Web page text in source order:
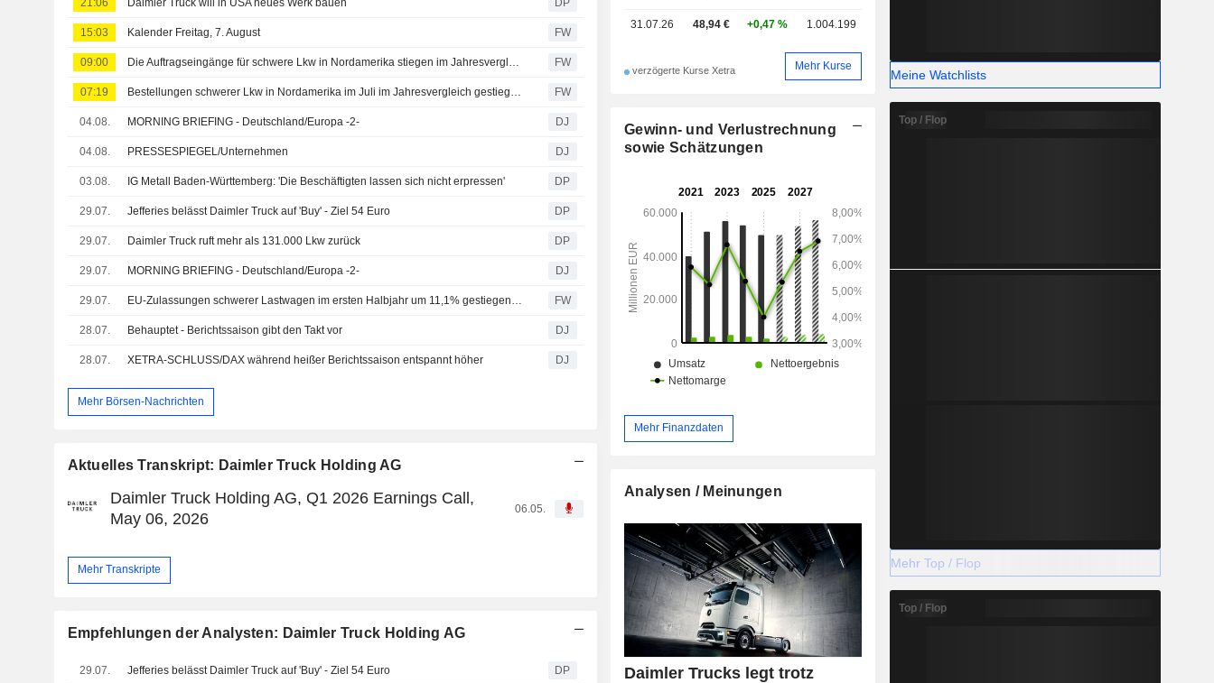
21:06 Daimler Truck will in USA neues Werk bauen DP
15:03 Kalender Freitag, 7. August FW
09:00 Die Auftragseingänge für schwere Lkw in Nordamerika stiegen im Jahresvergleich im Juli - ACT Research (Aktualisierung) FW
07:19 Bestellungen schwerer Lkw in Nordamerika im Juli im Jahresvergleich gestiegen - ACT Research FW
04.08. MORNING BRIEFING - Deutschland/Europa -2- DJ
04.08. PRESSESPIEGEL/Unternehmen DJ
03.08. IG Metall Baden-Württemberg: 'Die Beschäftigten lassen sich nicht erpressen' DP
29.07. Jefferies belässt Daimler Truck auf 'Buy' - Ziel 54 Euro DP
29.07. Daimler Truck ruft mehr als 131.000 Lkw zurück DP
29.07. MORNING BRIEFING - Deutschland/Europa -2- DJ
29.07. EU-Zulassungen schwerer Lastwagen im ersten Halbjahr um 11,1% gestiegen - ACEA FW
28.07. Behauptet - Berichtssaison gibt den Takt vor DJ
28.07. XETRA-SCHLUSS/DAX während heißer Berichtssaison entspannt höher DJ
Mehr Börsen-Nachrichten
Aktuelles Transkript: Daimler Truck Holding AG
Daimler Truck Holding AG, Q1 2026 Earnings Call,
May 06, 2026
06.05.
Mehr Transkripte
Empfehlungen der Analysten: Daimler Truck Holding AG
29.07. Jefferies belässt Daimler Truck auf 'Buy' - Ziel 54 Euro DP
31.07.26 48,94 € +0,47 % 1.004.199
verzögerte Kurse Xetra Mehr Kurse
Gewinn- und Verlustrechnung
sowie Schätzungen
Mehr Finanzdaten
Analysen / Meinungen
Daimler Trucks legt trotz
Meine Watchlists
Top / Flop
Mehr Top / Flop
Top / Flop